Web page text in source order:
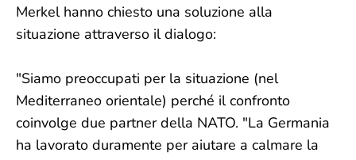
Merkel hanno chiesto una soluzione alla
situazione attraverso il dialogo:
"Siamo preoccupati per la situazione (nel
Mediterraneo orientale) perché il confronto
coinvolge due partner della NATO. "La Germania
ha lavorato duramente per aiutare a calmare la